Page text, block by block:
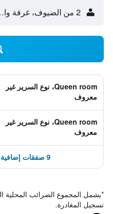
2 من الضيوف، غرفة واحدة
Queen room، نوع السرير غير
معروف
Queen room، نوع السرير غير
معروف
9 صفقات إضافية ابتداءً من 268 ﷼
*يشمل المجموع الضرائب المحلية
تسجيل المغادرة.